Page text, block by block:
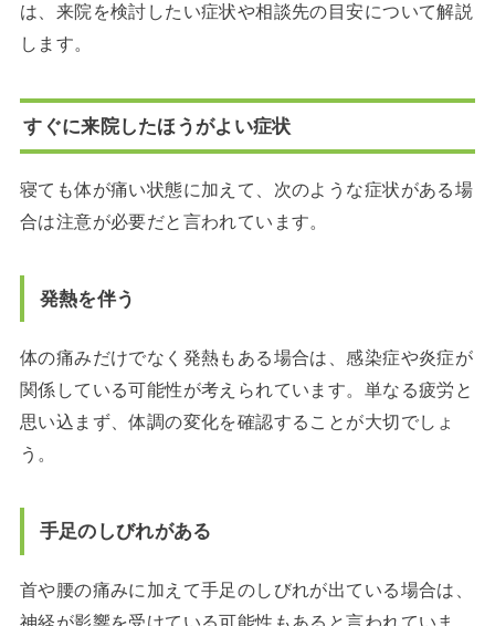
は、来院を検討したい症状や相談先の目安について解説
します。
すぐに来院したほうがよい症状
寝ても体が痛い状態に加えて、次のような症状がある場
合は注意が必要だと言われています。
発熱を伴う
体の痛みだけでなく発熱もある場合は、感染症や炎症が
関係している可能性が考えられています。単なる疲労と
思い込まず、体調の変化を確認することが大切でしょ
う。
手足のしびれがある
首や腰の痛みに加えて手足のしびれが出ている場合は、
神経が影響を受けている可能性もあると言われていま